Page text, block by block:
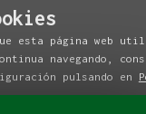
esta página web
navegando,
pulsando en